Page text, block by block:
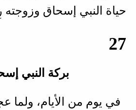
حياة النبي إسحاق وزوجته
27
بركة النبي
في يوم من الأيام، ولما